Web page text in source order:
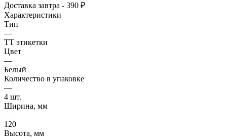
Доставка завтра - 390 ₽
Характеристики
Тип
—
ТТ этикетки
Цвет
—
Белый
Количество в упаковке
—
4 шт.
Ширина, мм
—
120
Высота, мм